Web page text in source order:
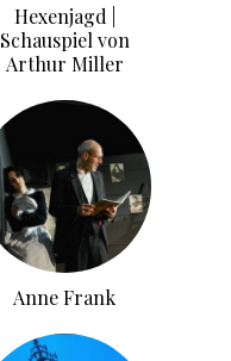
Hexenjagd |
Schauspiel von
Arthur Miller
Anne Frank